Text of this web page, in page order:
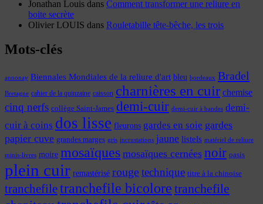
Jonathan Louis dans Comment transformer une reliure en
boite secrète
Olivier LOUIS dans Rouletabille tête-bêche, les trois
Mots-clés
annonay Biennales Mondiales de la reliure d'art bleu bordeaux Bradel
Bretagne cahier de la quinzaine caisson charnières en cuir chemise
cinq nerfs collège Saint-James demi-cuir demi-cuir à bandes demi-
cuir à coins dos lisse fleurons gardes en soie gardes
papier cuve grandes marges gris incrustations jaune listels matériel de reliure
minis-livres moire mosaïques mosaïques cernées noir oasis
plein cuir remastérisé rougetechnique titre à la chinoise
tranchefiletranchefile bicolore tranchefile